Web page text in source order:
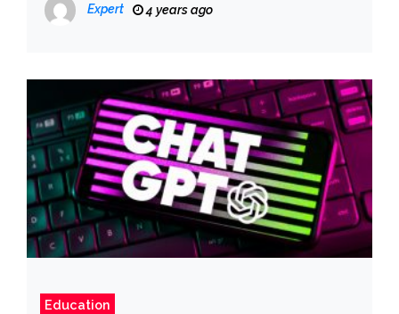
Expert 4 years ago
Education